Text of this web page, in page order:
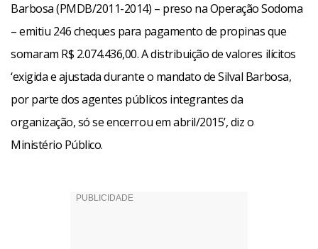
Barbosa (PMDB/2011-2014) – preso na Operação Sodoma
– emitiu 246 cheques para pagamento de propinas que
somaram R$ 2.074.436,00. A distribuição de valores ilícitos
‘exigida e ajustada durante o mandato de Silval Barbosa,
por parte dos agentes públicos integrantes da
organização, só se encerrou em abril/2015’, diz o
Ministério Público.